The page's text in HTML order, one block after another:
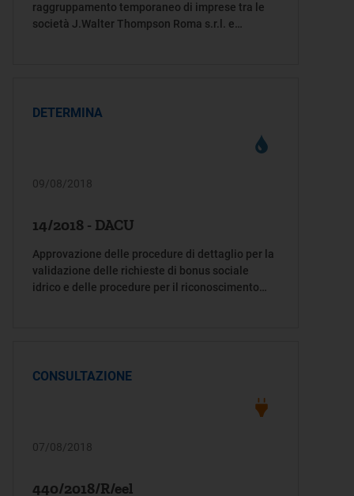
raggruppamento temporaneo di imprese tra le
società J.Walter Thompson Roma s.r.l. e
promozione di iniziative istituzionali
sistema idrico (oggi ridenominata Autorità di
regolazione per energia reti e ambiente) a fav
DETERMINA
09/08/2018
14/2018 - DACU
Approvazione delle procedure di dettaglio per la
validazione delle richieste di bonus sociale
idrico e delle procedure per il riconoscimento
CONSULTAZIONE
07/08/2018
440/2018/R/eel